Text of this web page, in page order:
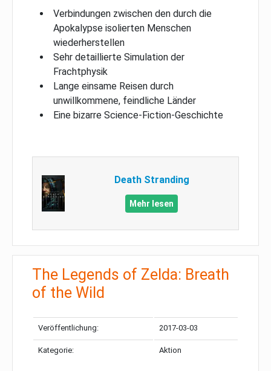
Verbindungen zwischen den durch die
Apokalypse isolierten Menschen
wiederherstellen
Sehr detaillierte Simulation der
Frachtphysik
Lange einsame Reisen durch
unwillkommene, feindliche Länder
Eine bizarre Science-Fiction-Geschichte
Death Stranding
Mehr lesen
The Legends of Zelda: Breath
of the Wild
Veröffentlichung: 2017-03-03
Kategorie: Aktion